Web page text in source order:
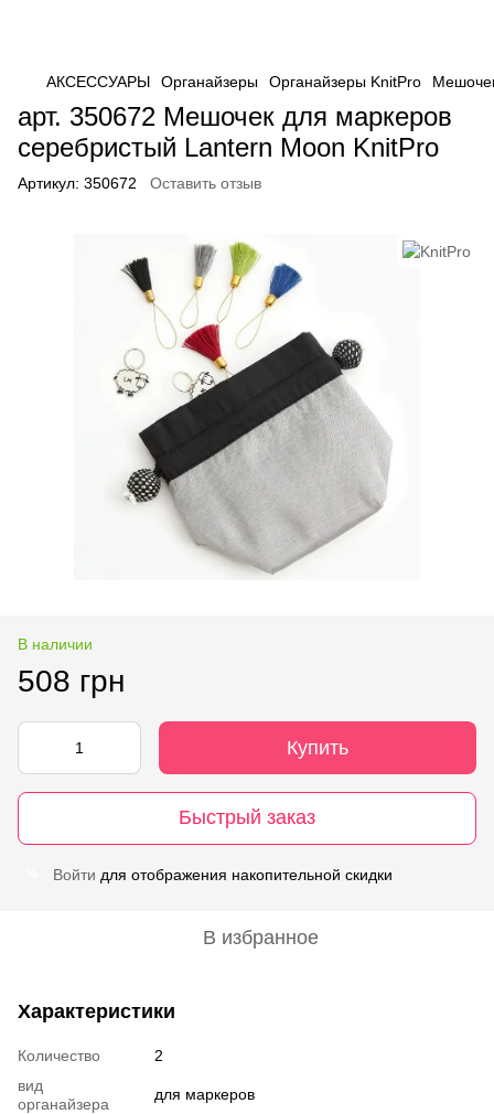
АКСЕССУАРЫ Органайзеры Органайзеры KnitPro
арт. 350672 Мешочек для маркеров
серебристый Lantern Moon KnitPro
Артикул: 350672 Оставить отзыв
В наличии
508 грн
Купить
Быстрый заказ
Войти для отображения накопительной скидки
В избранное
Характеристики
Количество
2
вид
органайзера
для маркеров